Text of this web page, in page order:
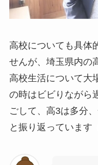
高校についても具体
せんが、埼玉県内の
高校生活について大
の時はビビりながら
ごして、高3は多分
と振り返っています